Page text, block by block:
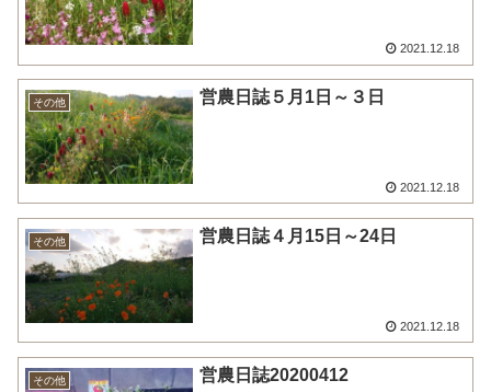
2021.12.18
その他 営農日誌５月1日～３日
2021.12.18
その他 営農日誌４月15日～24日
2021.12.18
その他 営農日誌20200412